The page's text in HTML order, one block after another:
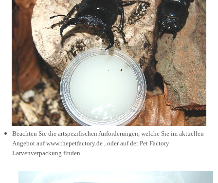
Beachten Sie die artspezifischen Anforderungen, welche Sie im aktuellen
Angebot auf www.thepetfactory.de , oder auf der Pet Factory
Larvenverpackung finden.